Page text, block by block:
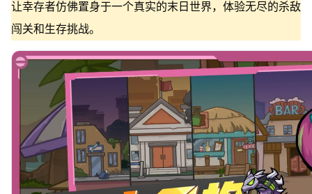
让幸存者仿佛置身于一个真实的末日世界，体验无尽的杀敌
闯关和生存挑战。